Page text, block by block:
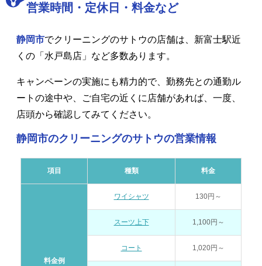
営業時間・定休日・料金など
静岡市でクリーニングのサトウの店舗は、新富士駅近
くの「水戸島店」など多数あります。
キャンペーンの実施にも精力的で、勤務先との通勤ル
ートの途中や、ご自宅の近くに店舗があれば、一度、
店頭から確認してみてください。
静岡市のクリーニングのサトウの営業情報
項目 種類 料金
料金例
ワイシャツ 130円～
スーツ上下 1,100円～
コート 1,020円～